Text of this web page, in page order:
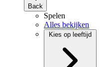
Back
Spelen
Alles bekijken
Kies op leeftijd